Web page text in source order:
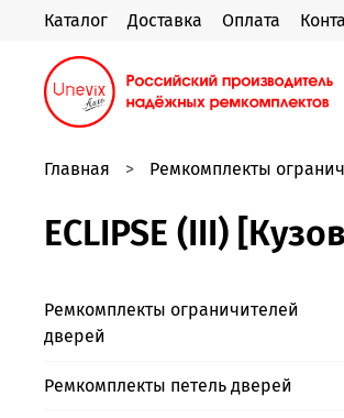
Каталог Доставка Оплата
Главная Ремкомплекты
ECLIPSE (III)
Ремкомплекты ограничителей
дверей
Ремкомплекты петель дверей